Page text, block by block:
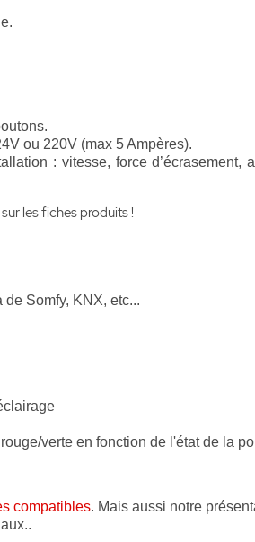
ou 220V (max 5 Ampères).
: vitesse, force d’écrasement,
les fiches produits !
Somfy, KNX, etc...
verte en fonction de l'état de la
compatibles. Mais aussi notre